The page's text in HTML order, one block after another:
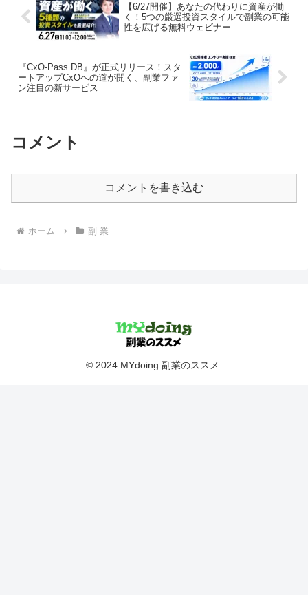
【6/27開催】あなたの代わりに資産が働
く！5つの厳選投資スタイルで副業の可能
性を広げる無料ウェビナー
『CxO-Pass DB』が正式リリース！スタ
ートアップCxOへの道が開く、副業ファ
ン注目の新サービス
コメント
コメントを書き込む
ホーム 副 業
© 2024 MYdoing 副業のススメ.